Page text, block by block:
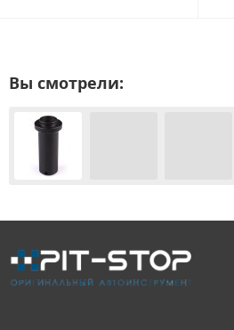
Вы смотрели: